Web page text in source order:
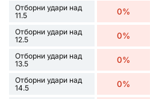
Отборни удари над
11.5
0%
Отборни удари над
12.5
0%
Отборни удари над
13.5
0%
Отборни удари над
14.5
0%